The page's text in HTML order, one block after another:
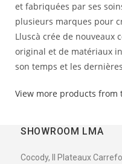
et fabriquées par ses
plusieurs marques pour
Lluscà crée de nouveaux
original et de matériaux
son temps et les
View more products from
SHOWROOM LMA
Cocody, II Plateaux